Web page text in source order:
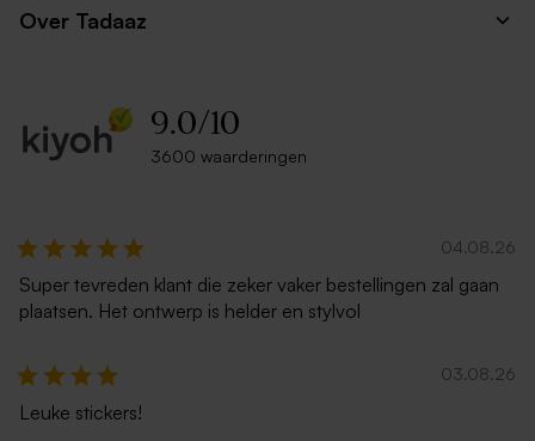
Over Tadaaz
9.0/10
3600 waarderingen
04.08.26
Super tevreden klant die zeker vaker bestellingen zal gaan
plaatsen. Het ontwerp is helder en stylvol
03.08.26
Leuke stickers!